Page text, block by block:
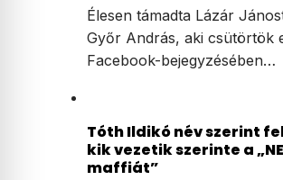
Élesen támadta Lázár
Győr András, aki csütörtök
Facebook-bejegyzésében…
Tóth Ildikó név szerint
kik vezetik szerinte a
maffiát”